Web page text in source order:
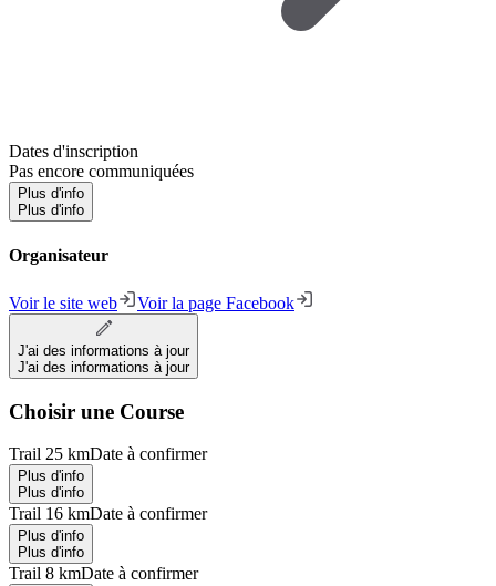
Dates d'inscription
Pas encore communiquées
Plus d'info
Plus d'info
Organisateur
Voir le site web Voir la page Facebook
J'ai des informations à jour
J'ai des informations à jour
Choisir une Course
Trail 25 kmDate à confirmer
Plus d'info
Plus d'info
Trail 16 kmDate à confirmer
Plus d'info
Plus d'info
Trail 8 kmDate à confirmer